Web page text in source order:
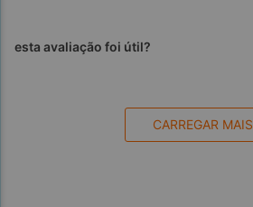
esta avaliação foi útil?
CARREGAR MAIS